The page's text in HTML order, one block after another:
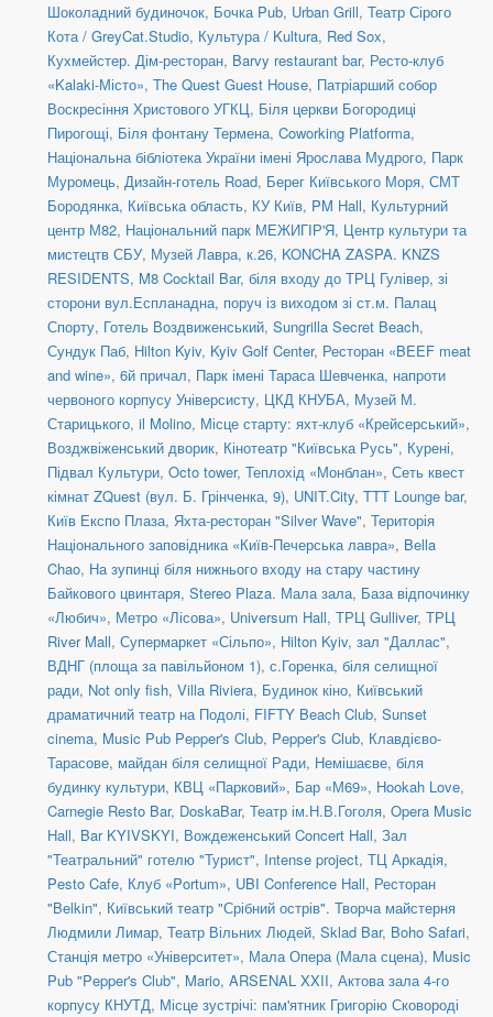
Шоколадний будиночок, Бочка Pub, Urban Grill, Театр Сірого
Кота / GreyCat.Studio, Культура / Kultura, Red Sox,
Кухмейстер. Дім-ресторан, Barvy restaurant bar, Ресто-клуб
«Kalaki-Місто», The Quest Guest House, Патріарший собор
Воскресіння Христового УГКЦ, Біля церкви Богородиці
Пирогощі, Біля фонтану Термена, Coworking Platforma,
Національна бібліотека України імені Ярослава Мудрого, Парк
Муромець, Дизайн-готель Road, Берег Київського Моря, СМТ
Бородянка, Київська область, КУ Київ, PM Hall, Культурний
центр М82, Національний парк МЕЖИГІР'Я, Центр культури та
мистецтв СБУ, Музей Лавра, к.26, KONCHA ZASPA. KNZS
RESIDENTS, M8 Cocktail Bar, біля входу до ТРЦ Гулівер, зі
сторони вул.Еспланадна, поруч із виходом зі ст.м. Палац
Спорту, Готель Воздвиженський, Sungrilla Secret Beach,
Сундук Паб, Hilton Kyiv, Kyiv Golf Center, Ресторан «BEEF meat
and wine», 6й причал, Парк імені Тараса Шевченка, напроти
червоного корпусу Універсисту, ЦКД КНУБА, Музей М.
Старицького, il Molino, Місце старту: яхт-клуб «Крейсерський»,
Возджвіженський дворик, Кінотеатр "Київська Русь", Курені,
Підвал Культури, Octo tower, Теплохід «Монблан», Сеть квест
кімнат ZQuest (вул. Б. Грінченка, 9), UNIT.City, TTT Lounge bar,
Київ Експо Плаза, Яхта-ресторан "Silver Wave", Територія
Національного заповідника «Київ-Печерська лавра», Bella
Chao, На зупинці біля нижнього входу на стару частину
Байкового цвинтаря, Stereo Plaza. Мала зала, База відпочинку
«Любич», Метро «Лісова», Universum Hall, ТРЦ Gulliver, ТРЦ
River Mall, Супермаркет «Сільпо», Hilton Kyiv, зал "Даллас",
ВДНГ (площа за павільйоном 1), с.Горенка, біля селищної
ради, Not only fish, Villa Riviera, Будинок кіно, Київський
драматичний театр на Подолі, FIFTY Beach Club, Sunset
cinema, Music Pub Pepper's Club, Pepper's Club, Клавдієво-
Тарасове, майдан біля селищної Ради, Немішаєве, біля
будинку культури, КВЦ «Парковий», Бар «М69», Hookah Love,
Carnegie Resto Bar, DoskaBar, Театр ім.Н.В.Гоголя, Opera Music
Hall, Bar KYIVSKYI, Вождеженський Concert Hall, Зал
"Театральний" готелю "Турист", Intense project, ТЦ Аркадія,
Pesto Cafe, Клуб «Portum», UBI Conference Hall, Ресторан
"Belkin", Київський театр "Срібний острів". Творча майстерня
Людмили Лимар, Театр Вільних Людей, Sklad Bar, Boho Safari,
Станція метро «Університет», Мала Опера (Мала сцена), Music
Pub "Pepper's Club", Mario, ARSENAL XXII, Актова зала 4-го
корпусу КНУТД, Місце зустрічі: пам'ятник Григорію Сковороді